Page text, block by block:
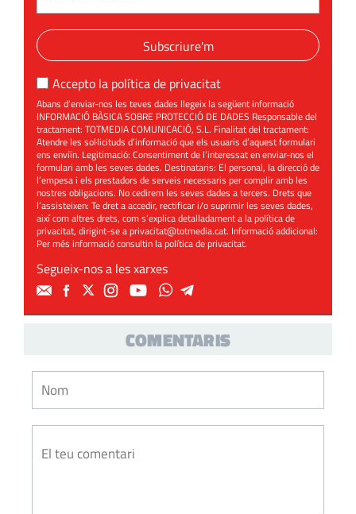
Subscriure'm
Accepto la política de privacitat
Abans d’enviar-nos les teves dades llegeix la següent informació
INFORMACIÓ BÀSICA SOBRE PROTECCIÓ DE DADES Responsable del
tractament: TOTMEDIA COMUNICACIÓ, S.L. Finalitat del tractament:
Atendre les sol·licituds d’informació que els usuaris d’aquest formulari
ens enviïn. Legitimació: Consentiment de l’interessat en enviar-nos el
formulari amb les seves dades. Destinataris: El personal, la direcció de
l’empesa i els prestadors de serveis necessaris per complir amb les
nostres obligacions. No cedirem les seves dades a tercers. Drets que
l’assisteixen: Te dret a accedir, rectificar i/o suprimir les seves dades,
així com altres drets, com s’explica detalladament a la política de
privacitat, dirigint-se aprivacitat@totmedia.cat. Informació addicional:
Per més informació consultin lapolítica de privacitat.
Segueix-nos a les xarxes
COMENTARIS